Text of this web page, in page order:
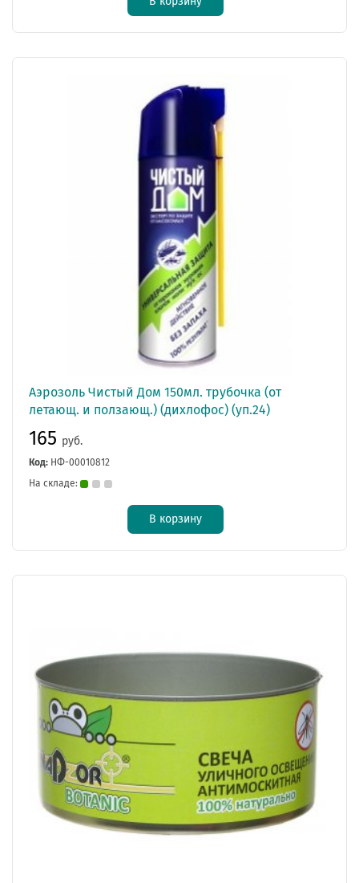
Аэрозоль Чистый Дом 150мл. трубочка (от
летающ. и ползающ.) (дихлофос) (уп.24)
165 руб.
Код: НФ-00010812
На складе:
В корзину